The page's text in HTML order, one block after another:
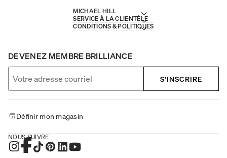
MICHAEL HILL
SERVICE À LA CLIENTÈLE
CONDITIONS & POLITIQUES
DEVENEZ MEMBRE BRILLIANCE
S'INSCRIRE
Définir mon magasin
NOUS SUIVRE